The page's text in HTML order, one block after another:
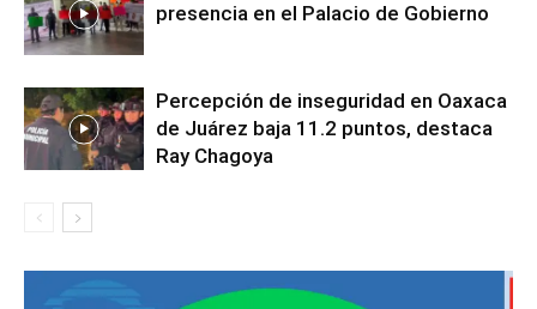
presencia en el Palacio de Gobierno
Percepción de inseguridad en Oaxaca
de Juárez baja 11.2 puntos, destaca
Ray Chagoya